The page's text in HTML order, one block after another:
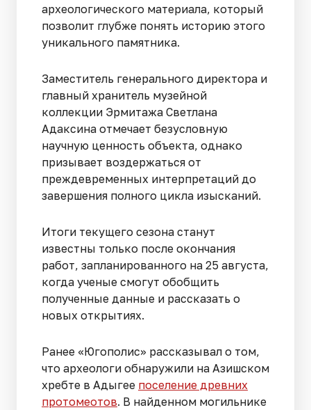
археологического материала, который
позволит глубже понять историю этого
уникального памятника.
Заместитель генерального директора и
главный хранитель музейной
коллекции Эрмитажа Светлана
Адаксина отмечает безусловную
научную ценность объекта, однако
призывает воздержаться от
преждевременных интерпретаций до
завершения полного цикла изысканий.
Итоги текущего сезона станут
известны только после окончания
работ, запланированного на 25 августа,
когда ученые смогут обобщить
полученные данные и рассказать о
новых открытиях.
Ранее «Югополис» рассказывал о том,
что археологи обнаружили на Азишском
хребте в Адыгее поселение древних
протомеотов. В найденном могильнике